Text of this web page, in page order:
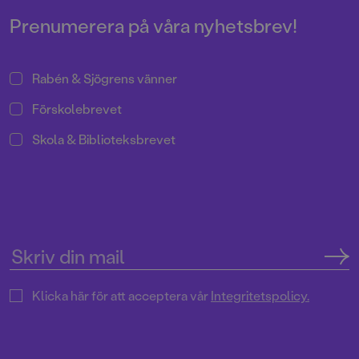
Prenumerera på våra nyhetsbrev!
Rabén & Sjögrens vänner
Förskolebrevet
Skola & Biblioteksbrevet
Klicka här för att acceptera vårIntegritetspolicy.